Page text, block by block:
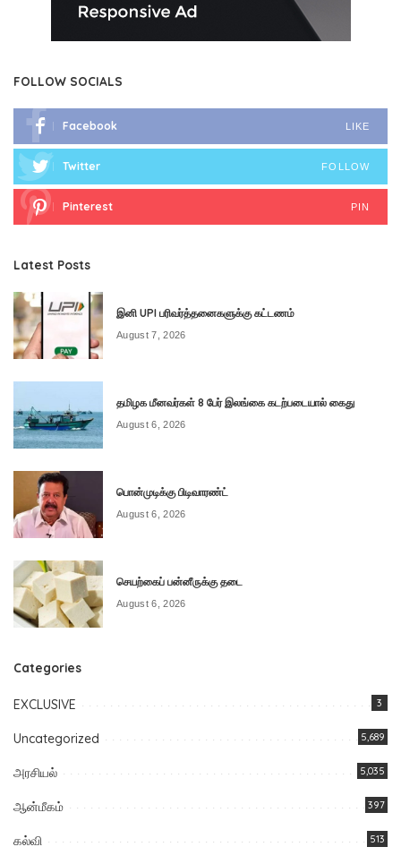
FOLLOW SOCIALS
Facebook LIKE
Twitter FOLLOW
Pinterest PIN
Latest Posts
இனி UPI பரிவர்த்தனைகளுக்கு கட்டணம்
August 7, 2026
தமிழக மீனவர்கள் 8 பேர் இலங்கை கடற்படையால் கைது
August 6, 2026
பொன்முடிக்கு பிடிவாரண்ட்
August 6, 2026
செயற்கைப் பன்னீருக்கு தடை
August 6, 2026
Categories
EXCLUSIVE 3
Uncategorized 5,689
அரசியல் 5,035
ஆன்மீகம் 397
கல்வி 513